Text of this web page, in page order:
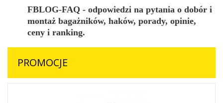
FBLOG-FAQ - odpowiedzi na pytania o dobór i
montaż bagażników, haków, porady, opinie,
ceny i ranking.
PROMOCJE